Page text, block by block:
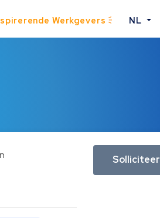
Werkgevers NL
Solliciteer